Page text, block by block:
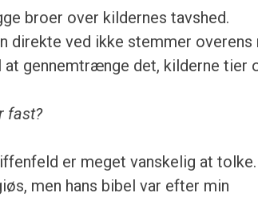
broer over kildernes tavshed.
direkte ved ikke stemmer overens
at gennemtrænge det, kilderne tier
fast?
er meget vanskelig at tolke.
men hans bibel var efter min